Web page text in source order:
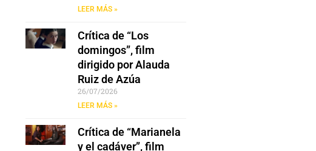
LEER MÁS »
Crítica de “Los
domingos”, film
dirigido por Alauda
Ruiz de Azúa
26/07/2026
LEER MÁS »
Crítica de “Marianela
y el cadáver”, film